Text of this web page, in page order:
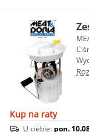
Kup na raty
U ciebie: pon.